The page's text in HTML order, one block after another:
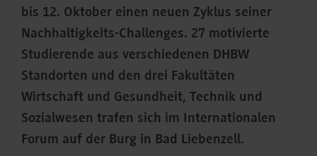
bis 12. Oktober einen neuen Zyklus seiner
Nachhaltigkeits-Challenges. 27 motivierte
Studierende aus verschiedenen DHBW
Standorten und den drei Fakultäten
Wirtschaft und Gesundheit, Technik und
Sozialwesen trafen sich im Internationalen
Forum auf der Burg in Bad Liebenzell.